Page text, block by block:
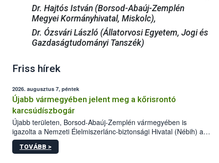
Dr. Hajtós István (Borsod-Abaúj-Zemplén
Megyei Kormányhivatal, Miskolc),
Dr. Ózsvári László (Állatorvosi Egyetem, Jogi és
Gazdaságtudományi Tanszék)
Friss hírek
2026. augusztus 7, péntek
Újabb vármegyében jelent meg a kőrisrontó
karcsúdíszbogár
Újabb területen, Borsod-Abaúj-Zemplén vármegyében is
igazolta a Nemzeti Élelmiszerlánc-biztonsági Hivatal (Nébih) a
kőrisrontó karcsúdíszbogár (Agrilus planipennis) jelenlétét. A
kártevőt nem csak színcsapdában találták meg, de már fertőzött
TOVÁBB >